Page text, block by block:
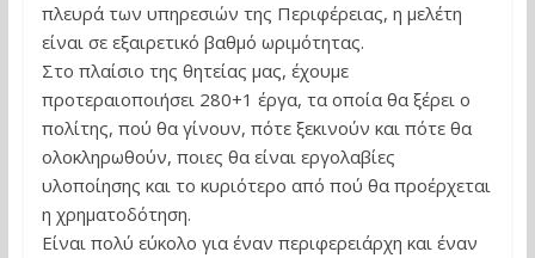
πλευρά των υπηρεσιών της Περιφέρειας, η μελέτη
είναι σε εξαιρετικό βαθμό ωριμότητας.
Στο πλαίσιο της θητείας μας, έχουμε
προτεραιοποιήσει 280+1 έργα, τα οποία θα ξέρει ο
πολίτης, πού θα γίνουν, πότε ξεκινούν και πότε θα
ολοκληρωθούν, ποιες θα είναι εργολαβίες
υλοποίησης και το κυριότερο από πού θα προέρχεται
η χρηματοδότηση.
Είναι πολύ εύκολο για έναν περιφερειάρχη και έναν